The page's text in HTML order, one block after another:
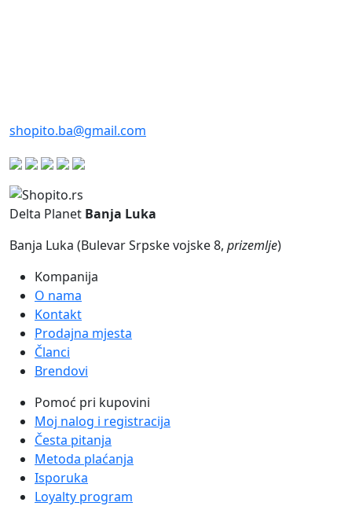
shopito.ba@gmail.com
Delta Planet Banja Luka
Banja Luka (Bulevar Srpske vojske 8, prizemlje)
Kompanija
O nama
Kontakt
Prodajna mjesta
Članci
Brendovi
Pomoć pri kupovini
Moj nalog i registracija
Česta pitanja
Metoda plaćanja
Isporuka
Loyalty program